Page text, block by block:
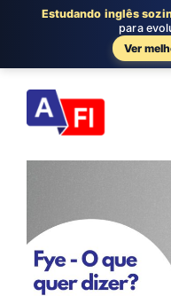
para
conteúdo
Estudando inglês
para
Ver